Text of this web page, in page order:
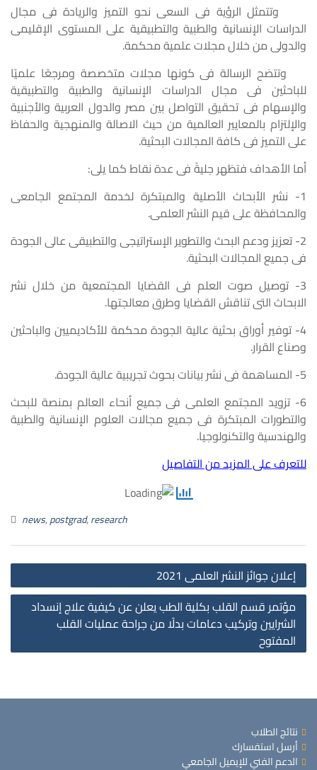
وتتمثل الرؤية فى السعى نحو التميز والريادة فى مجال
الدراسات الإنسانية والطبية والتطبيقية على المستوى الإقليمى
والدولى من خلال مجلات علمية محكمة.
وتتضح الرسالة فى كونها مجلات متخصصة ومرجعًا علميًا
للباحثين فى مجال الدراسات الإنسانية والطبية والتطبيقية
والإسهام فى تحقيق التواصل بين مصر والدول العربية والأجنبية
والإلتزام بالمعايير العالمية من حيث الاصالة والمنهجية والحفاظ
على التميز فى كافة المجالات البحثية.
أما الأهداف فتظهر جليةً فى عدة نقاط كما يلى:
1- نشر الأبحاث الأصلية والمبتكرة لخدمة المجتمع الجامعى
والمحافظة على قيم النشر العلمى.
2- تعزيز ودعم البحث والتطوير الإستراتيجى والتطبيقى عالى الجودة
فى جميع المجالات البحثية.
3- توصيل صوت العلم فى القضايا المجتمعية من خلال نشر
الابحاث التى تناقش القضايا وطرق معالجتها.
4- توفير أوراق بحثية عالية الجودة محكمة للأكاديميين والباحثين
وصناع القرار.
5- المساهمة فى نشر بيانات بحوث تجريبية عالية الجودة.
6- تزويد المجتمع العلمى فى جميع أنحاء العالم بمنصة للبحث
والتطورات المبتكرة فى جميع مجالات العلوم الإنسانية والطبية
والهندسية والتكنولوجيا.
للتعرف على المزيد من التفاصيل
news,postgrad,research
إعلان جوائز النشر العلمى 2021
مؤتمر قسم القلب بكلية الطب يعلن عن كيفية علاج إنسداد
الشرايين وتركيب دعامات بدلًا من جراحة عمليات القلب
المفتوح
نتائج الطلاب
أرسل استفسارك
الدعم الفني للإيميل الجامعي